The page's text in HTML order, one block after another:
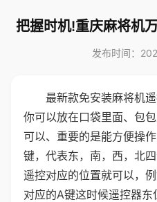
把握时机!重庆麻将机
发布时间：
最新款免安装麻将机
你可以放在口袋里面、包
可以、重要的是能方便操
键，代表东，南，西，北
遥控对应的位置就可以，
对应的A键这时候遥控器东